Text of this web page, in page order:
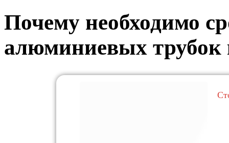
Почему необходимо
алюминиевых трубок